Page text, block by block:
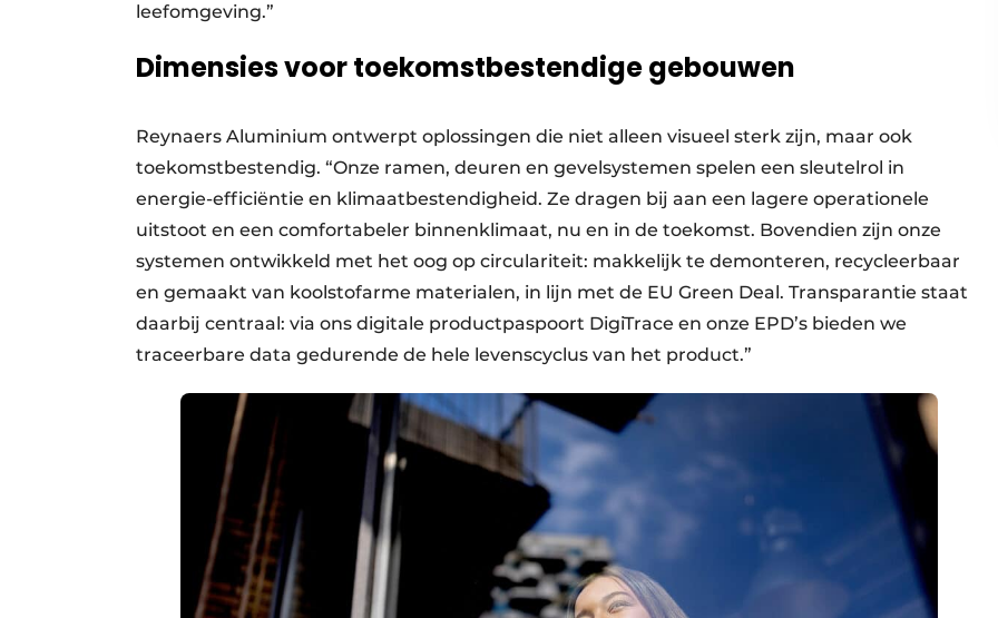
leefomgeving.”
Dimensies voor toekomstbestendige gebouwen
Reynaers Aluminium ontwerpt oplossingen die niet alleen visueel sterk zijn, maar ook
toekomstbestendig. “Onze ramen, deuren en gevelsystemen spelen een sleutelrol in
energie-efficiëntie en klimaatbestendigheid. Ze dragen bij aan een lagere operationele
uitstoot en een comfortabeler binnenklimaat, nu en in de toekomst. Bovendien zijn onze
systemen ontwikkeld met het oog op circulariteit: makkelijk te demonteren, recycleerbaar
en gemaakt van koolstofarme materialen, in lijn met de EU Green Deal. Transparantie staat
daarbij centraal: via ons digitale productpaspoort DigiTrace en onze EPD’s bieden we
traceerbare data gedurende de hele levenscyclus van het product.”